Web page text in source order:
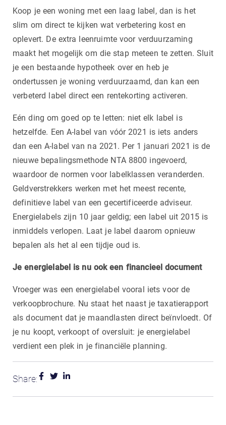
Koop je een woning met een laag label, dan is het
slim om direct te kijken wat verbetering kost en
oplevert. De extra leenruimte voor verduurzaming
maakt het mogelijk om die stap meteen te zetten. Sluit
je een bestaande hypotheek over en heb je
ondertussen je woning verduurzaamd, dan kan een
verbeterd label direct een rentekorting activeren.
Eén ding om goed op te letten: niet elk label is
hetzelfde. Een A-label van vóór 2021 is iets anders
dan een A-label van na 2021. Per 1 januari 2021 is de
nieuwe bepalingsmethode NTA 8800 ingevoerd,
waardoor de normen voor labelklassen veranderden.
Geldverstrekkers werken met het meest recente,
definitieve label van een gecertificeerde adviseur.
Energielabels zijn 10 jaar geldig; een label uit 2015 is
inmiddels verlopen. Laat je label daarom opnieuw
bepalen als het al een tijdje oud is.
Je energielabel is nu ook een financieel document
Vroeger was een energielabel vooral iets voor de
verkoopbrochure. Nu staat het naast je taxatierapport
als document dat je maandlasten direct beïnvloedt. Of
je nu koopt, verkoopt of oversluit: je energielabel
verdient een plek in je financiële planning.
Share: